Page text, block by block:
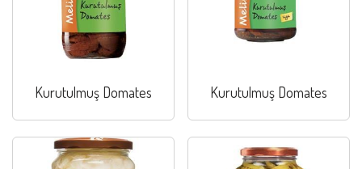
Kurutulmuş Domates Kurutulmuş Domates